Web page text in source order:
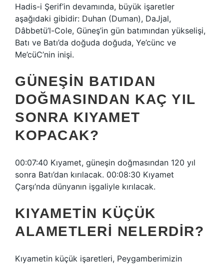
Hadis-i Şerif’in devamında, büyük işaretler
aşağıdaki gibidir: Duhan (Duman), DaJjal,
Dâbbetü’l-Cole, Güneş’in gün batımından yükselişi,
Batı ve Batı’da doğuda doğuda, Ye’cünc ve
Me’cüC’nin inişi.
GÜNEŞIN BATIDAN
DOĞMASINDAN KAÇ YIL
SONRA KIYAMET
KOPACAK?
00:07:40 Kıyamet, güneşin doğmasından 120 yıl
sonra Batı’dan kırılacak. 00:08:30 Kıyamet
Çarşı’nda dünyanın işgaliyle kırılacak.
KIYAMETIN KÜÇÜK
ALAMETLERI NELERDIR?
Kıyametin küçük işaretleri, Peygamberimizin